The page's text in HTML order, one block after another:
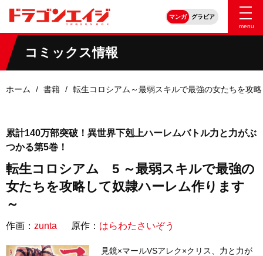
マンガ
グラビア
menu
コミックス情報
ホーム 書籍 転生コロシアム～最弱スキルで最強の女たちを攻
累計140万部突破！異世界下剋上ハーレムバトル力と力がぶ
つかる第5巻！
転生コロシアム 5 ～最弱スキルで最強の
女たちを攻略して奴隷ハーレム作ります
～
作画： zunta 原作： はらわたさいぞう
見鏡×マールVSアレク×クリス、力と力が